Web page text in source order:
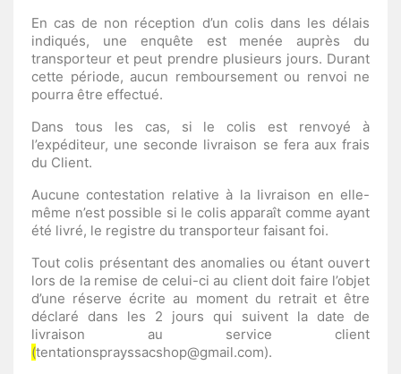
En cas de non réception d’un colis dans les délais
indiqués, une enquête est menée auprès du
transporteur et peut prendre plusieurs jours. Durant
cette période, aucun remboursement ou renvoi ne
pourra être effectué.
Dans tous les cas, si le colis est renvoyé à
l’expéditeur, une seconde livraison se fera aux frais
du Client.
Aucune contestation relative à la livraison en elle-
même n’est possible si le colis apparaît comme ayant
été livré, le registre du transporteur faisant foi.
Tout colis présentant des anomalies ou étant ouvert
lors de la remise de celui-ci au client doit faire l’objet
d’une réserve écrite au moment du retrait et être
déclaré dans les 2 jours qui suivent la date de
livraison au service client
(tentationsprayssacshop@gmail.com).